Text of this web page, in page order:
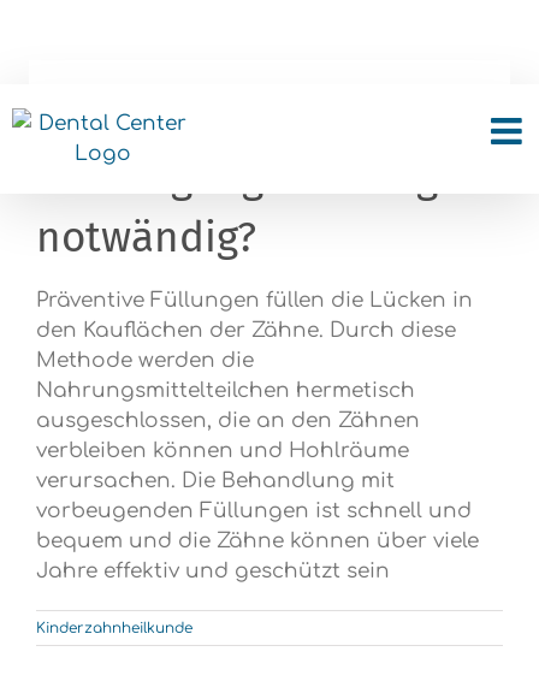
Warum sind
Vorbeugungs-Füllungen
notwändig?
Präventive Füllungen füllen die Lücken in
den Kauflächen der Zähne. Durch diese
Methode werden die
Nahrungsmittelteilchen hermetisch
ausgeschlossen, die an den Zähnen
verbleiben können und Hohlräume
verursachen. Die Behandlung mit
vorbeugenden Füllungen ist schnell und
bequem und die Zähne können über viele
Jahre effektiv und geschützt sein
Kinderzahnheilkunde